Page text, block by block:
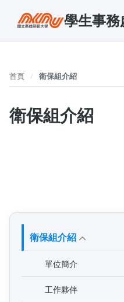
學生事
衛保組介紹
單位簡介
工作夥伴
首頁 衛保組介紹
衛保組介紹